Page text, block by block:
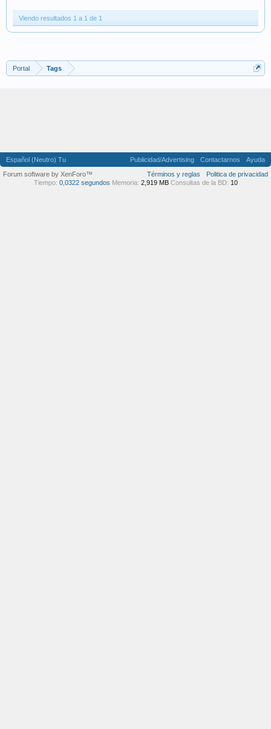
Viendo resultados 1 a 1 de 1
Portal Tags
Español (Neutro) Tu Publicidad/Advertising Contactarnos
Ayuda
Términos y reglas
Politica de privacidad
Forum software by XenForo™
Tiempo: 0,0322 segundos Memoria: 2,919 MB Consultas de la BD: 10